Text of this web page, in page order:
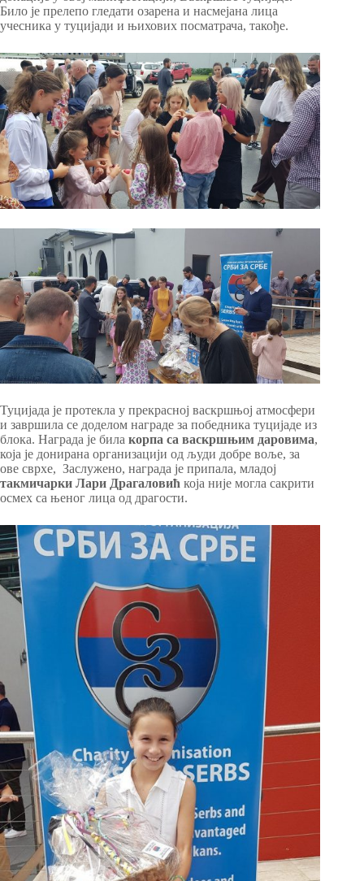
Било је прелепо гледати озарена и насмејана лица
учесника у туцијади и њихових посматрача, такође.
Туцијада је протекла у прекрасној васкршњој атмосфери
и завршила се доделом награде за победника туцијаде из
блока. Награда је била корпа са васкршњим даровима,
која је донирана организацији од људи добре воље, за
ове сврхе, Заслужено, награда је припала, младој
такмичарки Лари Драгаловић која није могла сакрити
осмех са њеног лица од драгости.